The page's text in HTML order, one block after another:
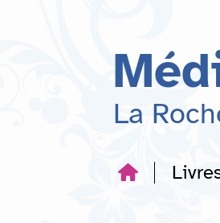
recherche
La